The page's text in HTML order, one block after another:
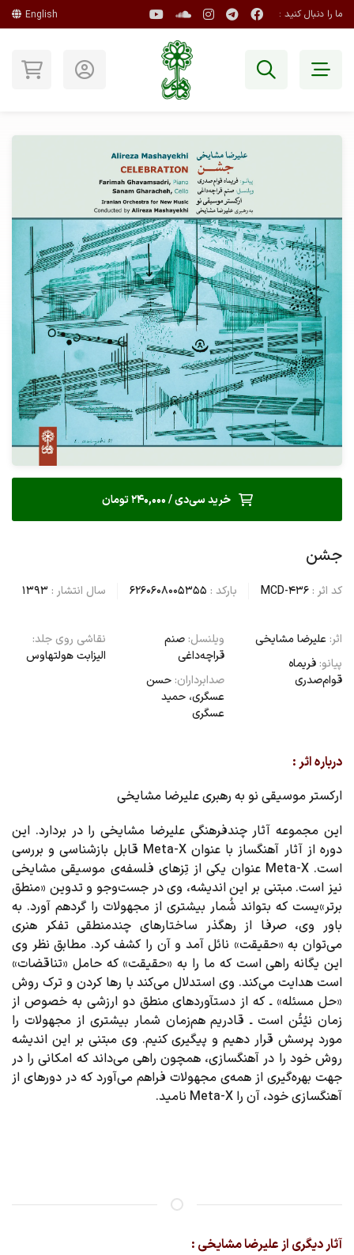
ما را دنبال کنید : English
خرید سی‌دی / 240,000 تومان
جشن
کد اثر : MCD-436 بارکد : 6260608005355 سال انتشار : 1393
اثر: علیرضا مشایخی
پیانو: فریماه
قوام‌صدری
ویلنسل:صنم
قراچه‌داغی
صدابرداران:حسن
عسگری، حمید
عسگری
نقاشی روی جلد:
الیزابت هولتهاوس
درباره اثر :
ارکستر موسیقی نو به رهبری علیرضا مشایخی
این مجموعه آثار چندفرهنگی علیرضا مشایخی را در بردارد. این
دوره از آثار آهنگساز با عنوان Meta-X قابل بازشناسی و بررسی
است. Meta-X عنوان یکی از تِزهای فلسفه‌ی موسیقی مشایخی
نیز است. مبتنی بر این اندیشه، وی در جست‌وجو و تدوین «منطق
برتر»یست که بتواند شُمار بیشتری از مجهولات را گردهم آورد. به
باور وی، صرفا از رهگذر ساختارهای چندمنطقی تفکر هنری
می‌توان به «حقیقت» نائل آمد و آن را کشف کرد. مطابق نظر وی
این یگانه راهی است که ما را به «حقیقت» که حامل «تناقضات»
است هدایت می‌کند. وی استدلال می‌کند با رها کردن و ترک روش
«حل مسئله» ـ که از دستآوردهای منطق دو ارزشی به خصوص از
زمان نیُتُن است ـ قادریم هم‌زمان شمار بیشتری از مجهولات را
مورد پرسش قرار دهیم و پیگیری کنیم. وی مبتنی بر این اندیشه
روش خود را در آهنگسازی، همچون راهی می‌داند که امکانی را در
جهت بهره‌گیری از همه‌ی مجهولات فراهم می‌آورد که در دورهای از
آهنگسازی خود، آن را Meta-X نامید.
آثار دیگری از علیرضا مشایخی :